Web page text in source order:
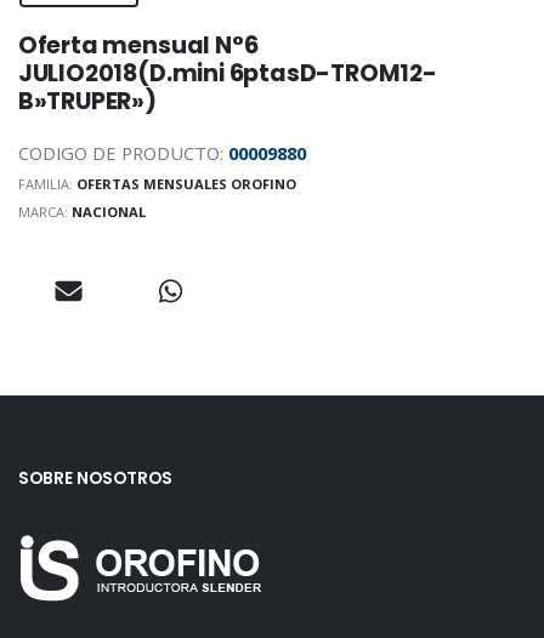
Oferta mensual N°6
JULIO2018(D.mini 6ptasD-TROM12-
B»TRUPER»)
CODIGO DE PRODUCTO: 00009880
FAMILIA: OFERTAS MENSUALES OROFINO
MARCA: NACIONAL
SOBRE NOSOTROS